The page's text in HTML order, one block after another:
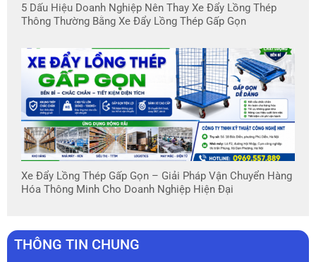
5 Dấu Hiệu Doanh Nghiệp Nên Thay Xe Đẩy Lồng Thép
Thông Thường Bằng Xe Đẩy Lồng Thép Gấp Gọn
Xe Đẩy Lồng Thép Gấp Gọn – Giải Pháp Vận Chuyển Hàng
Hóa Thông Minh Cho Doanh Nghiệp Hiện Đại
THÔNG TIN CHUNG